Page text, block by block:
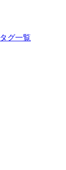
タグ一覧